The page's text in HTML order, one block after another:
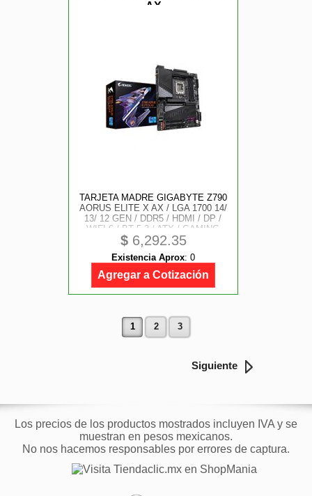
AX
TARJETA MADRE GIGABYTE Z790
AORUS ELITE X AX / LGA 1700 14/
13/ 12 GEN / DDR5 / HDMI / DP /
WIFI 6 / BT 5.3 / ATX / GAMING
$6,292.35
Existencia Aprox: 0
Agregar a Cotización
1 2 3
Siguiente
Los precios de los productos mostrados incluyen IVA y se
muestran en pesos mexicanos.
No nos hacemos responsables por errores de captura.